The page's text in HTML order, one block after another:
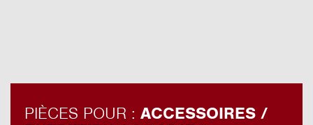
PIÈCES POUR : ACCESSOIRES /